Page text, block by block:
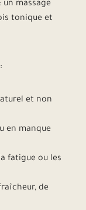
massage
tonique et
et non
en manque
fatigue ou les
de